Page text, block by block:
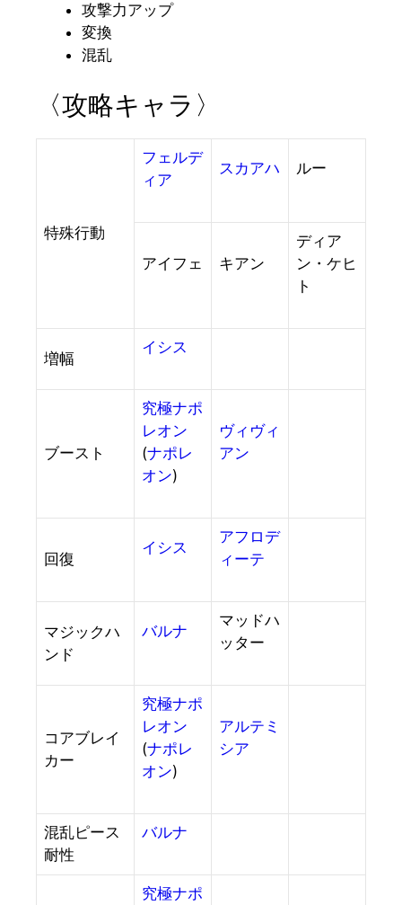
攻撃力アップ
変換
混乱
〈攻略キャラ〉
特殊行動
フェルデ
ィア
スカアハ ルー
アイフェ キアン
ディア
ン・ケヒ
ト
増幅
イシス
ブースト
究極ナポ
レオン
(ナポレ
オン)
ヴィヴィ
アン
回復
イシス
アフロデ
ィーテ
マジックハ
ンド
バルナ
マッドハ
ッター
コアブレイ
カー
究極ナポ
レオン
(ナポレ
オン)
アルテミ
シア
混乱ピース
耐性
バルナ
究極ナポ